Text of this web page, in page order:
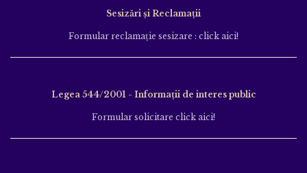
Sesizări și Reclamații
Formular reclamație sesizare : click aici!
Legea 544/2001 - Informații de interes public
Formular solicitare click aici!